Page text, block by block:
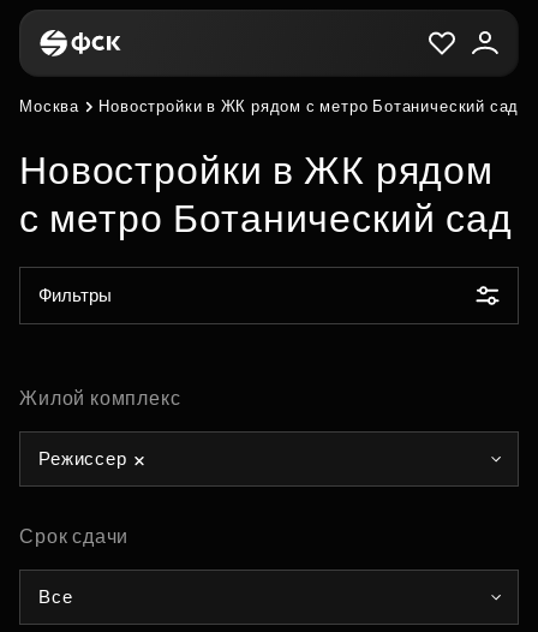
Москва Новостройки в ЖК рядом с метро Ботанический сад
Новостройки в ЖК рядом
с метро Ботанический сад
Фильтры
Жилой комплекс
Режиссер
Срок сдачи
Все